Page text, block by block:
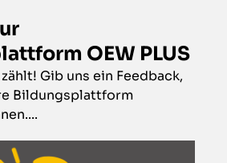
OEW PLUS
Gib uns ein Feedback,
Bildungsplattform